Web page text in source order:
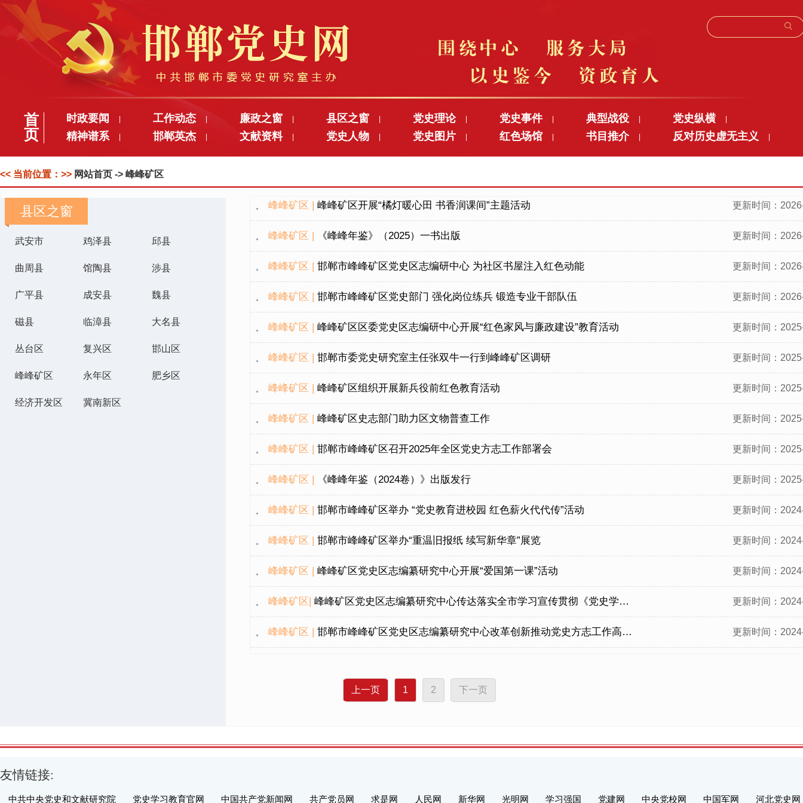
首
页
时政要闻 工作动态 廉政之窗 县区之窗 党史理论 党史事件 典型战役 党史纵横
精神谱系 邯郸英杰 文献资料 党史人物 党史图片 红色场馆 书目推介 反对历史虚无主义
<< 当前位置：>> 网站首页 -> 峰峰矿区
峰峰矿区 |峰峰矿区开展“橘灯暖心田 书香润课间”主题活动 更新时间：
峰峰矿区 | 《峰峰年鉴》（2025）一书出版 更新时间：
峰峰矿区 |邯郸市峰峰矿区党史区志编研中心 为社区书屋注入红色动能 更新时间：
峰峰矿区 |邯郸市峰峰矿区党史部门 强化岗位练兵 锻造专业干部队伍 更新时间：
峰峰矿区 |峰峰矿区区委党史区志编研中心开展“红色家风与廉政建设”教育活动 更新时间：
峰峰矿区 |邯郸市委党史研究室主任张双牛一行到峰峰矿区调研 更新时间：
峰峰矿区 |峰峰矿区组织开展新兵役前红色教育活动 更新时间：
峰峰矿区 |峰峰矿区史志部门助力区文物普查工作 更新时间：
峰峰矿区 |邯郸市峰峰矿区召开2025年全区党史方志工作部署会 更新时间：
峰峰矿区 | 《峰峰年鉴（2024卷）》出版发行 更新时间：
峰峰矿区 |邯郸市峰峰矿区举办 “党史教育进校园 红色薪火代代传”活动 更新时间：
峰峰矿区 |邯郸市峰峰矿区举办“重温旧报纸 续写新华章”展览 更新时间：
峰峰矿区 |峰峰矿区党史区志编纂研究中心开展“爱国第一课”活动 更新时间：
峰峰矿区| 峰峰矿区党史区志编纂研究中心传达落实全市学习宣传贯彻《党史学习教育工作条例》工作方案 更新时间：
峰峰矿区 |邯郸市峰峰矿区党史区志编纂研究中心改革创新推动党史方志工作高质量发展 更新时间：
县区之窗
武安市 鸡泽县 邱县
曲周县 馆陶县 涉县
广平县 成安县 魏县
磁县 临漳县 大名县
丛台区 复兴区 邯山区
峰峰矿区 永年区 肥乡区
经济开发区 冀南新区
上一页 1 2 下一页
友情链接:
中共中央党史和文献研究院 党史学习教育官网 中国共产党新闻网 共产党员网 求是网 人民网 新华网 光明网 学习强国 党建网 中央党校网 中国军网 河北党史网